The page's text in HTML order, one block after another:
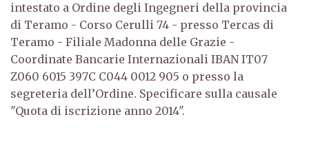
intestato a Ordine degli Ingegneri della provincia
di Teramo - Corso Cerulli 74 - presso Tercas di
Teramo - Filiale Madonna delle Grazie -
Coordinate Bancarie Internazionali IBAN IT07
Z060 6015 397C C044 0012 905 o presso la
segreteria dell’Ordine. Specificare sulla causale
"Quota di iscrizione anno 2014".